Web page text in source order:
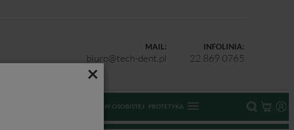
×
INFOLINIA:
22 869 0765
MAIL:
biuro@tech-dent.pl
ŚRODKI OCHRONY OSOBISTEJ PROTETYKA